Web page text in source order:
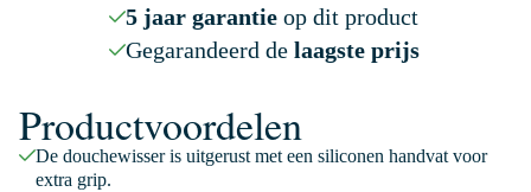
5 jaar garantieop dit product
Gegarandeerd de laagste prijs
Productvoordelen
De douchewisser is uitgerust met een siliconen handvat voor
extra grip.